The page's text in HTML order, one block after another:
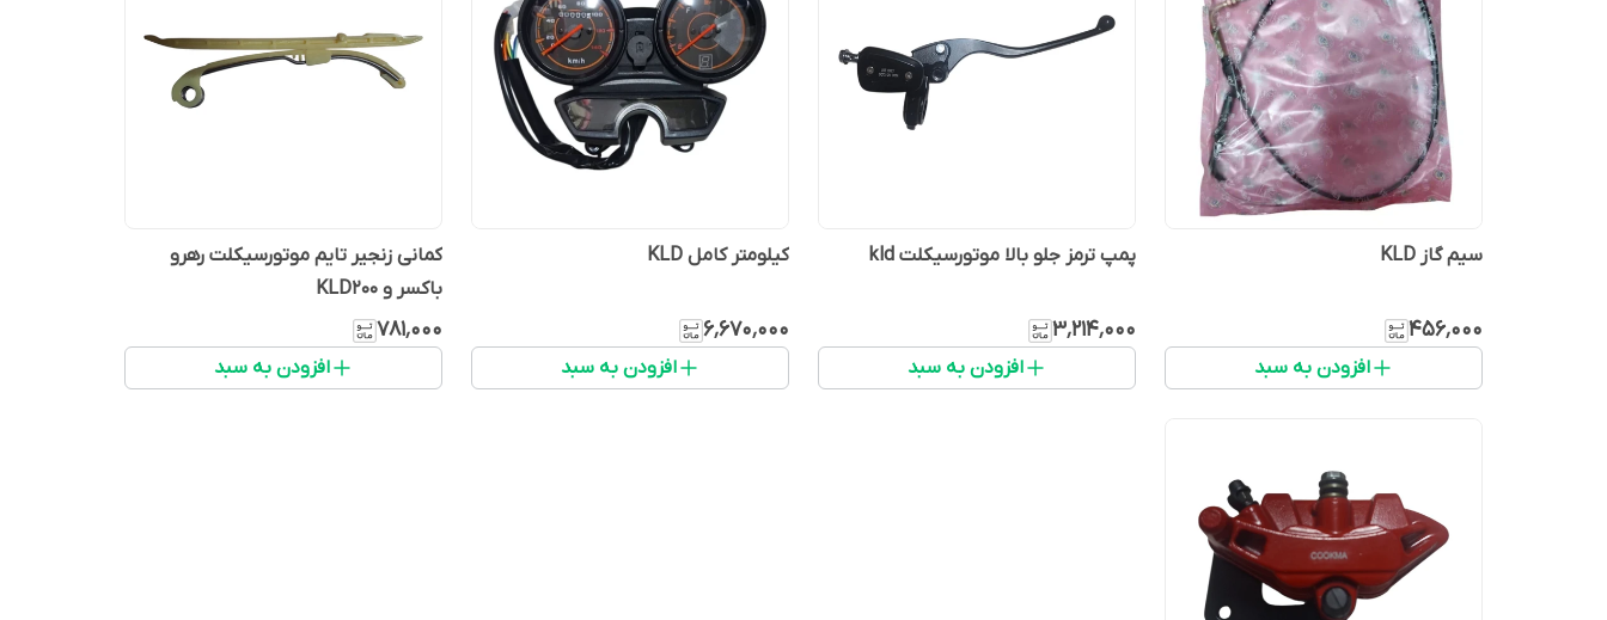
سیم گاز KLD
۴۵۶٬۰۰۰
افزودن به سبد
پمپ‌ ترمز جلو بالا موتورسیکلت kld
۳٬۲۱۴٬۰۰۰
افزودن به سبد
کیلومتر کامل KLD
۶٬۶۷۰٬۰۰۰
افزودن به سبد
کمانی زنجیر تایم موتورسیکلت رهرو
باکسر و KLD200
۷۸۱٬۰۰۰
افزودن به سبد